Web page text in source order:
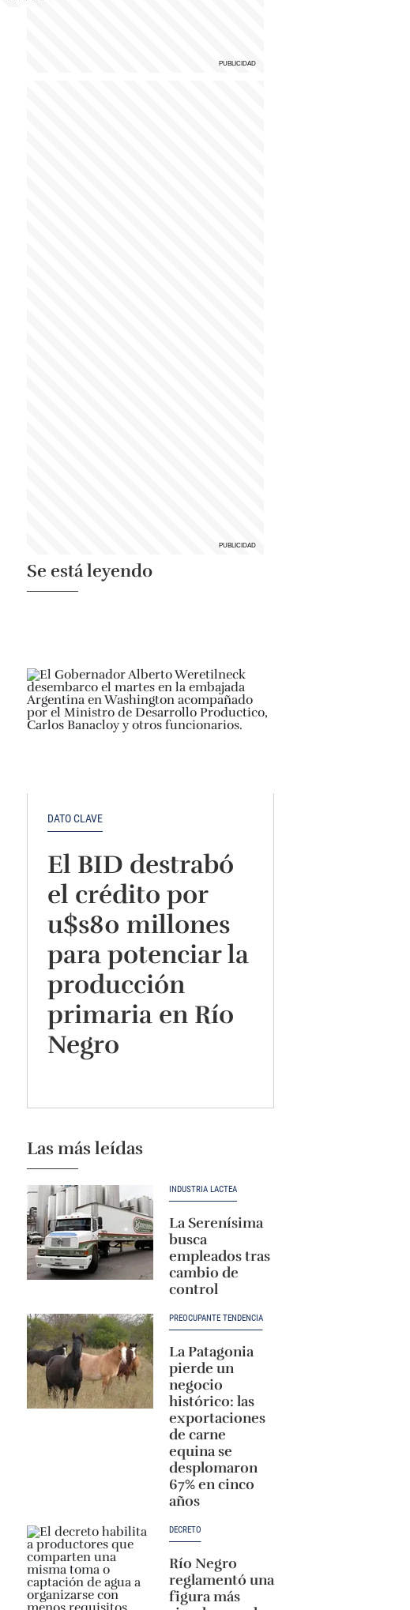
Se está leyendo
DATO CLAVE
El BID destrabó
el crédito por
u$s80 millones
para potenciar la
producción
primaria en Río
Negro
Las más leídas
INDUSTRIA LÁCTEA
La Serenísima
busca
empleados tras
cambio de
control
PREOCUPANTE TENDENCIA
La Patagonia
pierde un
negocio
histórico: las
exportaciones
de carne
equina se
desplomaron
67% en cinco
años
DECRETO
Río Negro
reglamentó una
figura más